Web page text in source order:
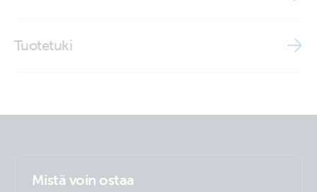
Tuotetuki
Mistä voin ostaa